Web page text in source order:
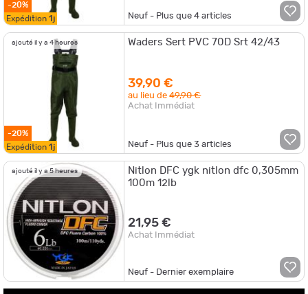
-20%
Expédition 1j Neuf - Plus que4 articles
ajouté il y a 4 heures
-20%
Expédition 1j
Waders Sert PVC 70D Srt 42/43
39,90 €
au lieu de49,90 €
Achat Immédiat
Neuf - Plus que3 articles
ajouté il y a 5 heures
Nitlon DFC ygk nitlon dfc 0,305mm
100m 12lb
21,95 €
Achat Immédiat
Neuf - Dernier exemplaire